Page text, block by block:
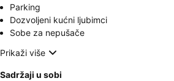
Parking
Dozvoljeni kućni ljubimci
Sobe za nepušače
Prikaži više
Sadržaji u sobi